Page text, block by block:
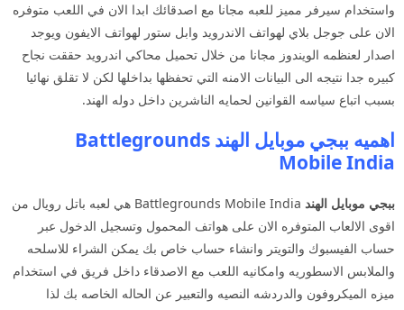
واستخدام سيرفر مميز للعبه مجانا مع اصدقائك ابدا الان في اللعب متوفره
الان على جوجل بلاي لهواتف الاندرويد وابل ستور لهواتف الايفون ويوجد
اصدار لعنظمه الويندوز مجانا من خلال تحميل محاكي اندرويد حققت نجاح
كبيره جدا نتيجه الى البيانات الامنه التي تحفظها بداخلها لكن لا تقلق نهائيا
بسبب اتباع سياسه القوانين لحمايه الناشرين داخل دوله الهند.
اهميه ببجي موبايل الهند Battlegrounds
Mobile India
ببجي موبايل الهند
Battlegrounds Mobile India هي لعبه باتل رويال من
اقوى الالعاب المتوفره الان على هواتف المحمول وتسجيل الدخول عبر
حساب الفيسبوك والتويتر وانشاء حساب خاص بك يمكن الشراء للاسلحه
والملابس الاسطوريه وامكانيه اللعب مع الاصدقاء داخل فريق في استخدام
ميزه الميكروفون والدردشه النصيه والتعبير عن الحاله الخاصه بك لذا